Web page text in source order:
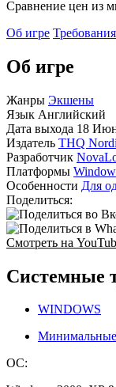
Сравнение цен из
Об игре Требования
Об игре
Жанры Экшены
Язык Английский
Дата выхода 18
Издатель THQ
Разработчик
Платформы
Особенности Для
Поделиться:
Смотреть на
Системные
WINDOWS
Минимальные
ОС: